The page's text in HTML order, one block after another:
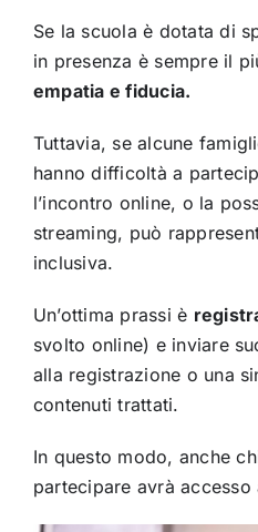
Se la scuola è dotata di
in presenza è sempre il
empatia e fiducia.
Tuttavia, se alcune
hanno difficoltà a
l’incontro online, o la
streaming, può
inclusiva.
Un’ottima prassi è
svolto online) e inviare
alla registrazione o una
contenuti trattati.
In questo modo, anche
partecipare avrà